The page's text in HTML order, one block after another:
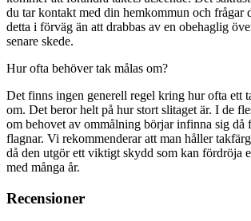
du tar kontakt med din hemkommun och frågar
detta i förväg än att drabbas av en obehaglig
senare skede.
Hur ofta behöver tak målas om?
Det finns ingen generell regel kring hur ofta ett
om. Det beror helt på hur stort slitaget är. I de
om behovet av ommålning börjar infinna sig då
flagnar. Vi rekommenderar att man håller
då den utgör ett viktigt skydd som kan fördröja
med många år.
Recensioner